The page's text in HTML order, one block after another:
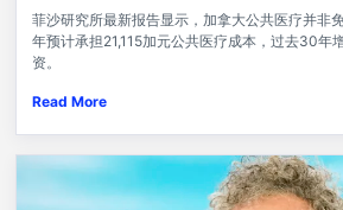
菲沙研究所最新报告显示，加拿大公共医疗并非
年预计承担21,115加元公共医疗成本，过去30年
资。
Read More